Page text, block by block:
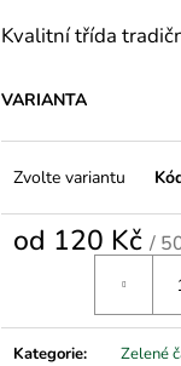
Kvalitní třída
VARIANTA
Zvolte variantu
od 120 Kč /
Kategorie:
Zelené